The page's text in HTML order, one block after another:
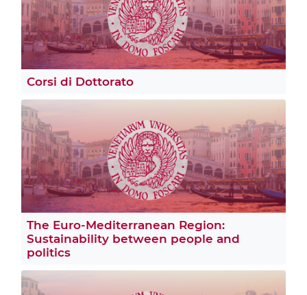
Corsi di Dottorato
The Euro-Mediterranean Region:
Sustainability between people and
politics